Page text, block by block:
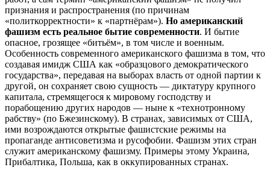
признания и распространения (по причинам
«политкорректности» к «партнёрам»). Но американский
фашизм есть реальное бытие современности. И бытие
опасное, грозящее «битьём», в том числе и военным.
Особенность современного американского фашизма в том, что
создавая имидж США как «образцового демократического
государства», передавая на выборах власть от одной партии к
другой, он сохраняет свою сущность — диктатуру крупного
капитала, стремящегося к мировому господству и
порабощению других народов — ныне к «технотронному
рабству» (по Бжезинскому). В странах, зависимых от США,
ими возрождаются открытые фашистские режимы на
пропаганде антисоветизма и русофобии. Фашизм этих стран
служит американскому фашизму. Примеры этому Украина,
Прибалтика, Польша, как в оккупированных странах.